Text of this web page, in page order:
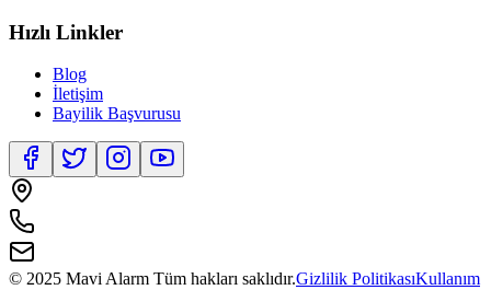
Hızlı Linkler
Blog
İletişim
Bayilik Başvurusu
© 2025 Mavi Alarm Tüm hakları saklıdır.Gizlilik PolitikasıKullanım